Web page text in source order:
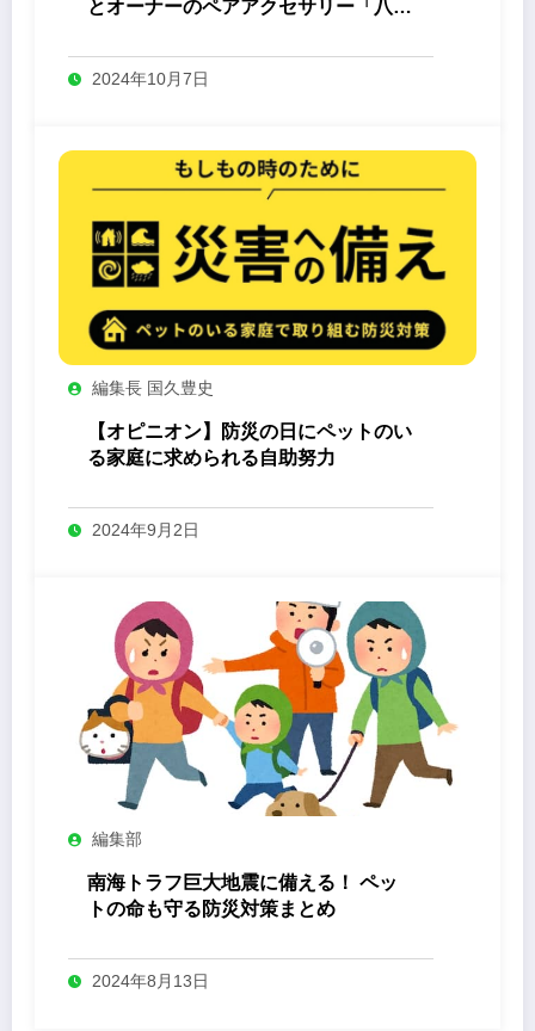
とオーナーのペアアクセサリー「八心
2024年10月7日
編集長 国久豊史
【オピニオン】防災の日にペットのい
る家庭に求められる自助努力
2024年9月2日
編集部
南海トラフ巨大地震に備える！ ペッ
トの命も守る防災対策まとめ
2024年8月13日